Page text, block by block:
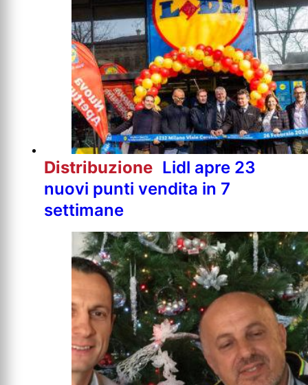
Distribuzione Lidl apre 23
nuovi punti vendita in 7
settimane